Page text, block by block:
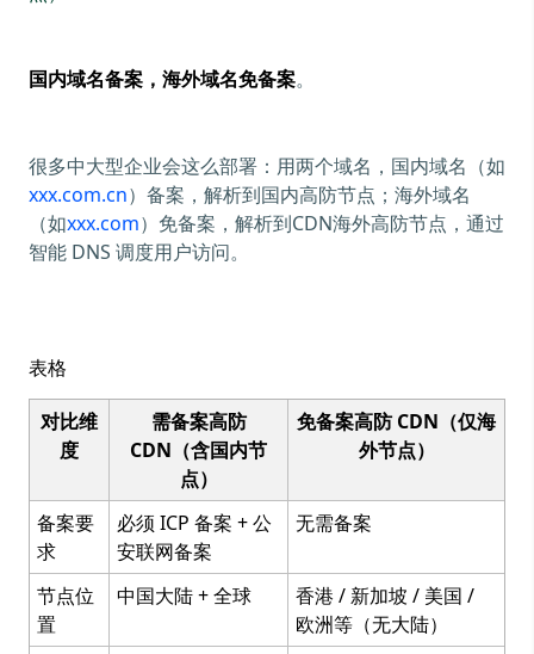
国内域名备案，海外域名免备案。
很多中大型企业会这么部署：用两个域名，国内域名（如
xxx.com.cn）备案，解析到国内高防节点；海外域名
（如xxx.com）免备案，解析到CDN海外高防节点，通过
智能 DNS 调度用户访问。
表格
对比维
度
需备案高防
CDN（含国内节
点）
免备案高防 CDN（仅海
外节点）
备案要
求
必须 ICP 备案 + 公
安联网备案
无需备案
节点位
置
中国大陆 + 全球
香港 / 新加坡 / 美国 /
欧洲等（无大陆）